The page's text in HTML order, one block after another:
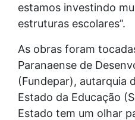
estamos investindo
estruturas escolares”.
As obras foram
Paranaense de
(Fundepar), autarquia
Estado da Educação
Estado tem um olhar